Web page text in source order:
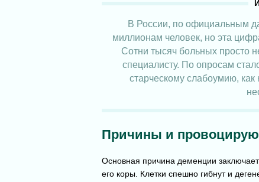
В России, по официальным
миллионам человек, но эта
Сотни тысяч больных просто
специалисту. По опросам
старческому слабоумию,
Причины и
Основная причина деменции
его коры. Клетки спешно гибнут и